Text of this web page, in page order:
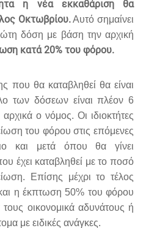
η νέα εκκαθάριση θα
Οκτωβρίου.Αυτό σημαίνει
δόση με βάση την αρχική
κατά 20% του φόρου.
που θα καταβληθεί θα είναι
των δόσεων είναι πλέον 6
ο νόμος. Οι ιδιοκτήτες
του φόρου στις επόμενες
και μετά όπου θα γίνει
έχει καταβληθεί με το ποσό
Επίσης μέχρι το τέλος
η έκπτωση 50% του φόρου
οικονομικά αδυνάτους ή
με ειδικές ανάγκες.